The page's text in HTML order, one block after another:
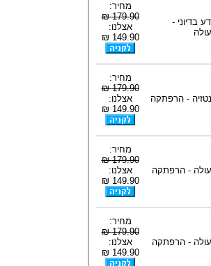
בדיוני -
מחיר:
179.90 ₪
אצלנו:
149.90 ₪
- הרפתקה
מחיר:
179.90 ₪
אצלנו:
149.90 ₪
- הרפתקה
מחיר:
179.90 ₪
אצלנו:
149.90 ₪
- הרפתקה
מחיר:
179.90 ₪
אצלנו:
149.90 ₪